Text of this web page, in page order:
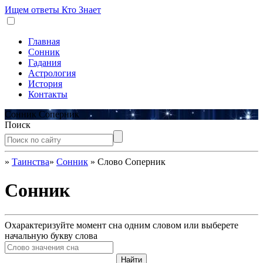
Ищем ответы Кто Знает
Главная
Сонник
Гадания
Астрология
История
Контакты
Сонник Соперник
Поиск
» Таинства» Сонник » Слово Соперник
Сонник
Охарактеризуйте момент сна одним словом или выберете
начальную букву слова